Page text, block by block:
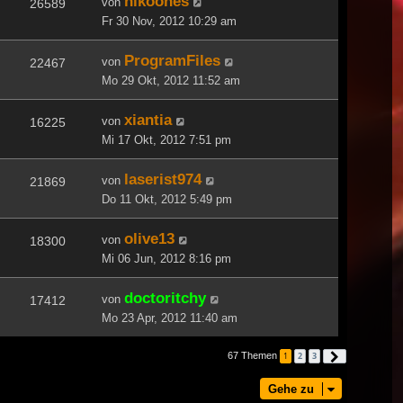
26589
Fr 30 Nov, 2012 10:29 am
22467 von ProgramFiles
Mo 29 Okt, 2012 11:52 am
16225 von xiantia
Mi 17 Okt, 2012 7:51 pm
21869 von laserist974
Do 11 Okt, 2012 5:49 pm
18300 von olive13
Mi 06 Jun, 2012 8:16 pm
17412 von doctoritchy
Mo 23 Apr, 2012 11:40 am
67 Themen 1 2 3
Gehe zu